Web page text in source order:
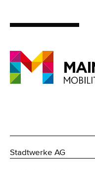
Stadtwerke AG